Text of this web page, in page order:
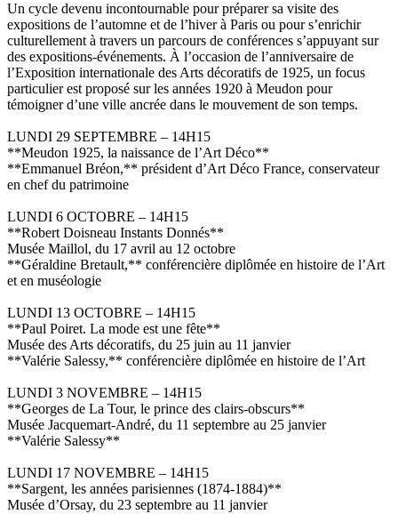
Un cycle devenu incontournable pour préparer sa visite des
expositions de l’automne et de l’hiver à Paris ou pour s’enrichir
culturellement à travers un parcours de conférences s’appuyant sur
des expositions-événements. À l’occasion de l’anniversaire de
l’Exposition internationale des Arts décoratifs de 1925, un focus
particulier est proposé sur les années 1920 à Meudon pour
témoigner d’une ville ancrée dans le mouvement de son temps.
LUNDI 29 SEPTEMBRE – 14H15
**Meudon 1925, la naissance de l’Art Déco**
**Emmanuel Bréon,** président d’Art Déco France, conservateur
en chef du patrimoine
LUNDI 6 OCTOBRE – 14H15
**Robert Doisneau Instants Donnés**
Musée Maillol, du 17 avril au 12 octobre
**Géraldine Bretault,** conférencière diplômée en histoire de l’Art
et en muséologie
LUNDI 13 OCTOBRE – 14H15
**Paul Poiret. La mode est une fête**
Musée des Arts décoratifs, du 25 juin au 11 janvier
**Valérie Salessy,** conférencière diplômée en histoire de l’Art
LUNDI 3 NOVEMBRE – 14H15
**Georges de La Tour, le prince des clairs-obscurs**
Musée Jacquemart-André, du 11 septembre au 25 janvier
**Valérie Salessy**
LUNDI 17 NOVEMBRE – 14H15
**Sargent, les années parisiennes (1874-1884)**
Musée d’Orsay, du 23 septembre au 11 janvier